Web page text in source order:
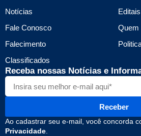
Notícias
Fale Conosco
Falecimento
Classificados
Editais
Quem
Receba nossas Notícias e
Receber
Ao cadastrar seu e-mail, você concorda
Privacidade.